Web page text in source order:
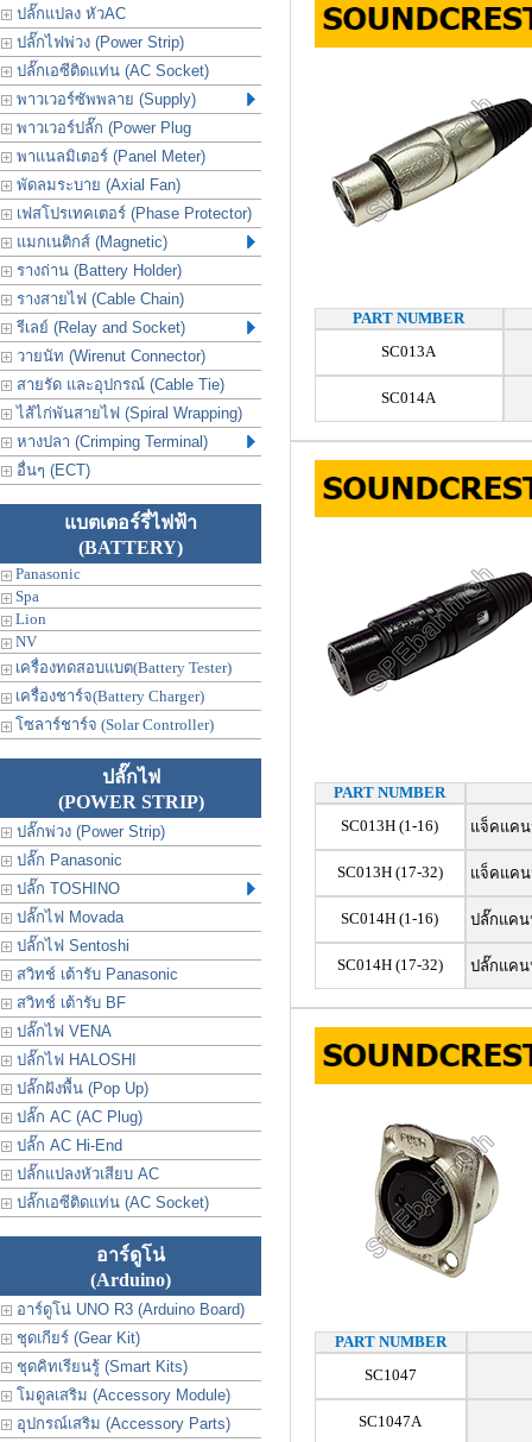
ปลั๊กแปลง หัวAC
ปลั๊กไฟพ่วง (Power Strip)
ปลั๊กเอซีติดแท่น (AC Socket)
พาวเวอร์ซัพพลาย (Supply)
พาวเวอร์ปลั๊ก (Power Plug
พาแนลมิเตอร์ (Panel Meter)
พัดลมระบาย (Axial Fan)
เฟสโปรเทคเตอร์ (Phase Protector)
แมกเนติกส์ (Magnetic)
รางถ่าน (Battery Holder)
รางสายไฟ (Cable Chain)
รีเลย์ (Relay and Socket)
วายนัท (Wirenut Connector)
สายรัด และอุปกรณ์ (Cable Tie)
ไส้ไก่พันสายไฟ (Spiral Wrapping)
หางปลา (Crimping Terminal)
อื่นๆ (ECT)
แบตเตอร์รี่ไฟฟ้า
(BATTERY)
Panasonic
Spa
Lion
NV
เครื่องทดสอบแบต(Battery Tester)
เครื่องชาร์จ(Battery Charger)
โซลาร์ชาร์จ (Solar Controller)
ปลั๊กไฟ
(POWER STRIP)
ปลั๊กพ่วง (Power Strip)
ปลั๊ก Panasonic
ปลั๊ก TOSHINO
ปลั๊กไฟ Movada
ปลั๊กไฟ Sentoshi
สวิทช์ เต้ารับ Panasonic
สวิทช์ เต้ารับ BF
ปลั๊กไฟ VENA
ปลั๊กไฟ HALOSHI
ปลั๊กฝังพื้น (Pop Up)
ปลั๊ก AC (AC Plug)
ปลั๊ก AC Hi-End
ปลั๊กแปลงหัวเสียบ AC
ปลั๊กเอซีติดแท่น (AC Socket)
อาร์ดูโน่
(Arduino)
อาร์ดูโน่ UNO R3 (Arduino Board)
ชุดเกียร์ (Gear Kit)
ชุดคิทเรียนรู้ (Smart Kits)
โมดูลเสริม (Accessory Module)
อุปกรณ์เสริม (Accessory Parts)
PART NUMBER
SC013A
SC014A
PART NUMBER
SC013H (1-16)
แจ็คแคน
SC013H (17-32) แจ็คแคน
SC014H (1-16) ปลั๊กแคน
SC014H (17-32) ปลั๊กแคน
PART NUMBER
SC1047
SC1047A